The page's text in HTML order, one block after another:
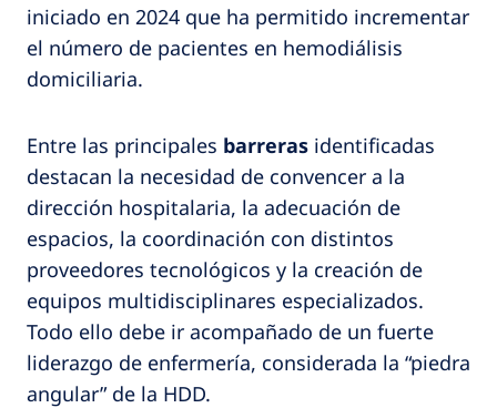
iniciado en 2024 que ha permitido incrementar
el número de pacientes en hemodiálisis
domiciliaria.
Entre las principales barreras identificadas
destacan la necesidad de convencer a la
dirección hospitalaria, la adecuación de
espacios, la coordinación con distintos
proveedores tecnológicos y la creación de
equipos multidisciplinares especializados.
Todo ello debe ir acompañado de un fuerte
liderazgo de enfermería, considerada la “piedra
angular” de la HDD.